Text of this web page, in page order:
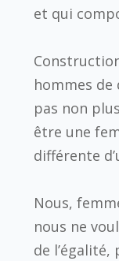
et qui
hommes
pas non
être une
différente
Nous,
nous ne
de